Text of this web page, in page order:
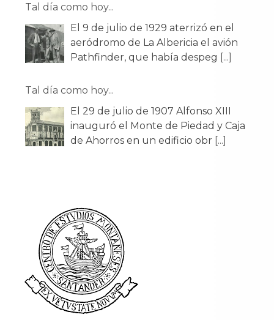
Tal día como hoy...
El 9 de julio de 1929 aterrizó en el
aeródromo de La Albericia el avión
Pathfinder, que había despeg [...]
Tal día como hoy...
El 29 de julio de 1907 Alfonso XIII
inauguró el Monte de Piedad y Caja
de Ahorros en un edificio obr [...]